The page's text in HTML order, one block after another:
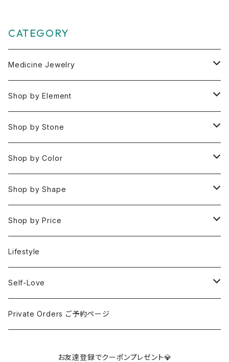
CATEGORY
Medicine Jewelry
Pendant Charms
Bracelets
Necklaces
Rings
Earrings
Keychain Charms & Accessories
Imported Collection
Shop by Element
Space 空(気づき,余白,真実）
Water 水(癒し,潤い,鎮静)
Fire 火(情熱,勇気,希望)
Air 風(思考,表現,循環)
Eart 土(グラウンディング,安定,現実)
5 Element Set
Shop by Stone
おみくじ
アイオライト
アクアマリン
アゲート
アズライト
アパタイト
Shop by Color
Clear / White
Gold
Silver
Red / Orange
Pink / Purple
Shop by Shape
Rough 原石
Tumbled タンブル
Loose ルース
Palm 握り石
Shop by Price
Under ¥3000
¥3001〜¥5000
¥5001〜¥10000
Lifestyle
Self-Love
SELF LOVE CARD/SEX TALK CARD
Private Orders ご予約ページ
お友達登録でクーポンプレゼント💎